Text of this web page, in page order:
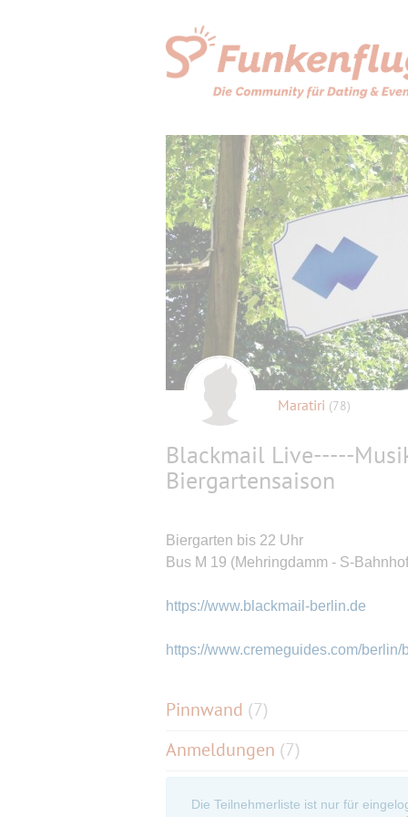
Maratiri (78)
Blackmail Live-----
Biergartensaison
Biergarten bis 22 Uhr
Bus M 19 (Mehringdamm - S-
https://www.blackmail-berlin.de
https://www.cremeguides.com/
Pinnwand (7)
Anmeldungen (7)
Die Teilnehmerliste ist nur für